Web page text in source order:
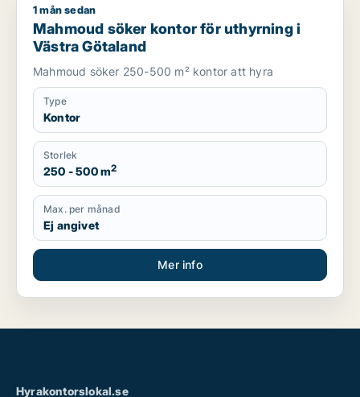
Mahmoud söker kontor för uthyrning i Västra Götaland
1 mån sedan
Mahmoud söker kontor för uthyrning i
Västra Götaland
Mahmoud söker 250-500 m² kontor att hyra
Type
Kontor
Storlek
250 - 500 m2
Max. per månad
Ej angivet
Mer info
Hyrakontorslokal.se